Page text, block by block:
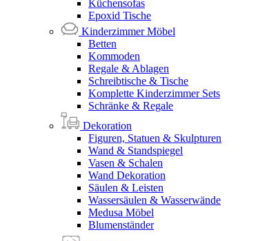
Küchensofas
Epoxid Tische
Kinderzimmer Möbel
Betten
Kommoden
Regale & Ablagen
Schreibtische & Tische
Komplette Kinderzimmer Sets
Schränke & Regale
Dekoration
Figuren, Statuen & Skulpturen
Wand & Standspiegel
Vasen & Schalen
Wand Dekoration
Säulen & Leisten
Wassersäulen & Wasserwände
Medusa Möbel
Blumenständer